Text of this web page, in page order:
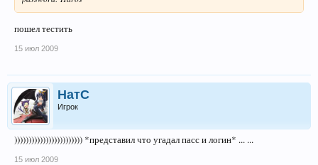
пошел тестить
15 июл 2009
НатС
Игрок
)))))))))))))))))))))))) *представил что угадал пасс и логин* ... ...
15 июл 2009